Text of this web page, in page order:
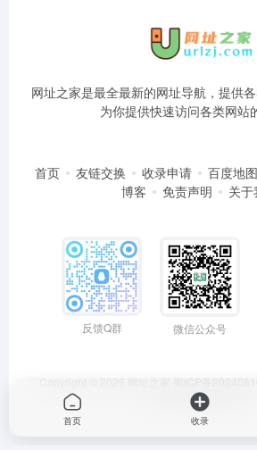
网址之家是最全最新的网址导航，提供
为你提供快速访问各类网站
首页 友链交换 收录申请 百度地图
博客
免责声明 关于
反馈Q群 微信公众号
Copyright © 2026 网址之家 蜀ICP备
51050202000563号
首页 收录